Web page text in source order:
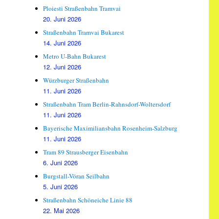
Ploiesti Straßenbahn Tramvai
20. Juni 2026
Straßenbahn Tramvai Bukarest
14. Juni 2026
Metro U-Bahn Bukarest
12. Juni 2026
Würzburger Straßenbahn
11. Juni 2026
Straßenbahn Tram Berlin-Rahnsdorf-Woltersdorf
11. Juni 2026
Bayerische Maximiliansbahn Rosenheim-Salzburg
11. Juni 2026
Tram 89 Strausberger Eisenbahn
6. Juni 2026
Burgstall-Vöran Seilbahn
5. Juni 2026
Straßenbahn Schöneiche Linie 88
22. Mai 2026